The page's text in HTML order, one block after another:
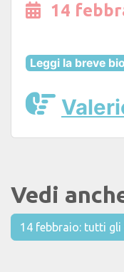
14
Leggi la breve
Vedi
14 febbraio: tutti gli